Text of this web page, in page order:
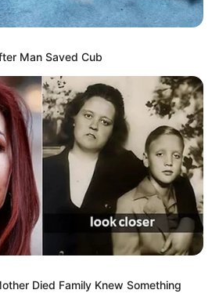
Man Saved Cub
Died Family Knew Something